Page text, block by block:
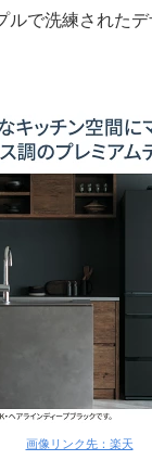
ルで洗練された
画像リンク先：楽天